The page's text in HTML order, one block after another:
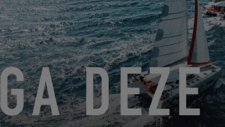
Friendly Captcha
Die Bearbeitung Ihrer Anfrage erfordert die Übertragung der in
den Pflichtfeldern dieses Formulars eingegebenen
persönlichen Daten an den von Ihnen ausgewählten Händler,
damit dieser sich mit Ihnen in Verbindung setzen kann. Durch
Klicken auf die Schaltfläche „ABSENDEN“ bestätigen Sie Ihr
Einverständnis mit der Übertragung dieser Daten.